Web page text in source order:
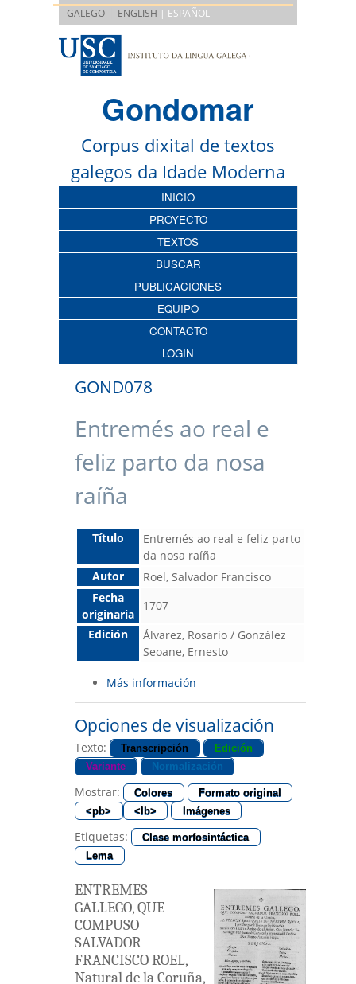
GALEGO ENGLISH | ESPAÑOL
Gondomar
Corpus dixital de textos
galegos da Idade Moderna
INICIO
PROYECTO
TEXTOS
BUSCAR
PUBLICACIONES
EQUIPO
CONTACTO
LOGIN
GOND078
Entremés ao real e
feliz parto da nosa
raíña
Título
Entremés ao real e feliz parto
da nosa raíña
Autor
Roel, Salvador Francisco
Fecha
originaria
1707
Edición
Álvarez, Rosario / González
Seoane, Ernesto
Más información
Opciones de visualización
Texto: Transcripción
Edición
Variante
Normalización
Mostrar: Colores
Formato original
<pb>
<lb> Imágenes
Etiquetas:
Clase morfosintáctica
Lema
ENTREMES
GALLEGO,QUE
COMPUSO
SALVADOR
FRANCISCOROEL,
NaturaldelaCoruña,